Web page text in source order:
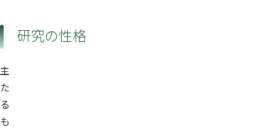
研究の性格
主
た
る
も